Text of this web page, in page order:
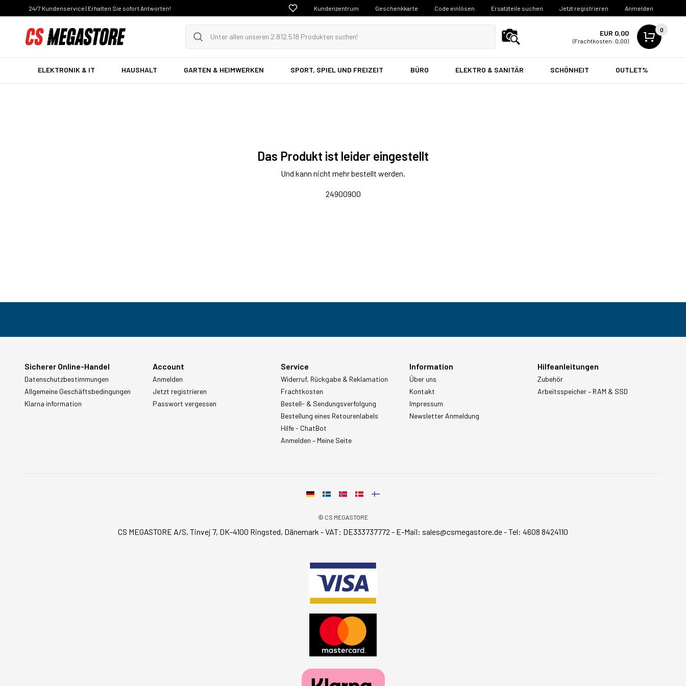
24/7 Kundenservice | Erhalten Sie sofort Antworten! Kundenzentrum Geschenkkarte Code einlösen Ersatzteile suchen Jetzt registrieren Anmelden
EUR 0,00
(Frachtkosten: 0,00)
0
ELEKTRONIK & IT HAUSHALT GARTEN & HEIMWERKEN SPORT, SPIEL UND FREIZEIT BÜRO ELEKTRO & SANITÄR SCHÖNHEIT OUTLET%
Das Produkt ist leider eingestellt
Und kann nicht mehr bestellt werden.
24900900
Sicherer Online-Handel
Datenschutzbestimmungen
Allgemeine Geschäftsbedingungen
Klarna information
Account
Anmelden
Jetzt registrieren
Passwort vergessen
Service
Widerruf, Rückgabe & Reklamation
Frachtkosten
Bestell- & Sendungsverfolgung
Bestellung eines Retourenlabels
Hilfe - ChatBot
Anmelden – Meine Seite
Information
Über uns
Kontakt
Impressum
Newsletter Anmeldung
Hilfeanleitungen
Zubehör
Arbeitsspeicher – RAM & SSD
© CS MEGASTORE
CS MEGASTORE A/S, Tinvej 7, DK-4100 Ringsted, Dänemark - VAT: DE333737772 - E-Mail: sales@csmegastore.de-Tel: 4608 8424110